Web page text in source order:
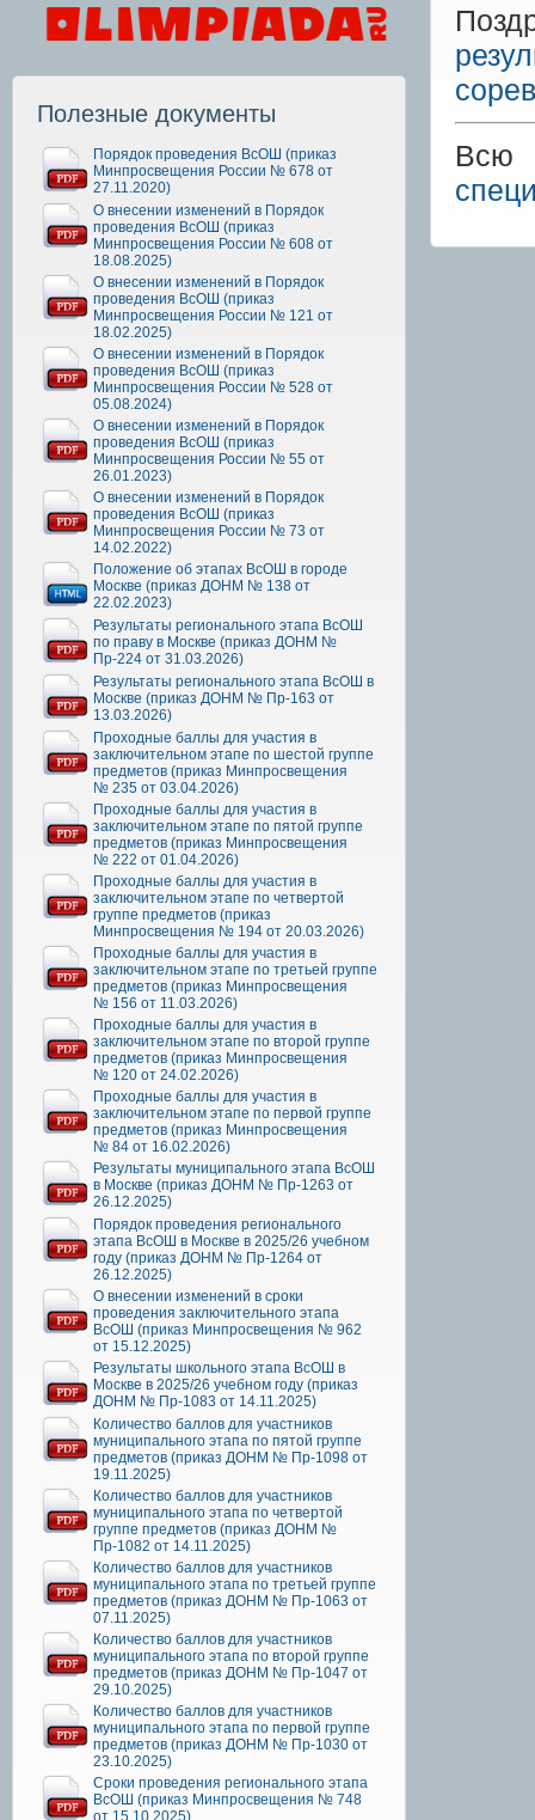
Полезные документы
Порядок проведения ВсОШ (приказ
Минпросвещения России № 678 от
27.11.2020)
О внесении изменений в Порядок
проведения ВсОШ (приказ
Минпросвещения России № 608 от
18.08.2025)
О внесении изменений в Порядок
проведения ВсОШ (приказ
Минпросвещения России № 121 от
18.02.2025)
О внесении изменений в Порядок
проведения ВсОШ (приказ
Минпросвещения России № 528 от
05.08.2024)
О внесении изменений в Порядок
проведения ВсОШ (приказ
Минпросвещения России № 55 от
26.01.2023)
О внесении изменений в Порядок
проведения ВсОШ (приказ
Минпросвещения России № 73 от
14.02.2022)
Положение об этапах ВсОШ в городе
Москве (приказ ДОНМ № 138 от
22.02.2023)
Результаты регионального этапа ВсОШ
по праву в Москве (приказ ДОНМ №
Пр-224 от 31.03.2026)
Результаты регионального этапа ВсОШ в
Москве (приказ ДОНМ № Пр-163 от
13.03.2026)
Проходные баллы для участия в
заключительном этапе по шестой группе
предметов (приказ Минпросвещения
№ 235 от 03.04.2026)
Проходные баллы для участия в
заключительном этапе по пятой группе
предметов (приказ Минпросвещения
№ 222 от 01.04.2026)
Проходные баллы для участия в
заключительном этапе по четвертой
группе предметов (приказ
Минпросвещения № 194 от 20.03.2026)
Проходные баллы для участия в
заключительном этапе по третьей группе
предметов (приказ Минпросвещения
№ 156 от 11.03.2026)
Проходные баллы для участия в
заключительном этапе по второй группе
предметов (приказ Минпросвещения
№ 120 от 24.02.2026)
Проходные баллы для участия в
заключительном этапе по первой группе
предметов (приказ Минпросвещения
№ 84 от 16.02.2026)
Результаты муниципального этапа ВсОШ
в Москве (приказ ДОНМ № Пр-1263 от
26.12.2025)
Порядок проведения регионального
этапа ВсОШ в Москве в 2025/26 учебном
году (приказ ДОНМ № Пр-1264 от
26.12.2025)
О внесении изменений в сроки
проведения заключительного этапа
ВсОШ (приказ Минпросвещения № 962
от 15.12.2025)
Результаты школьного этапа ВсОШ в
Москве в 2025/26 учебном году (приказ
ДОНМ № Пр-1083 от 14.11.2025)
Количество баллов для участников
муниципального этапа по пятой группе
предметов (приказ ДОНМ № Пр-1098 от
19.11.2025)
Количество баллов для участников
муниципального этапа по четвертой
группе предметов (приказ ДОНМ №
Пр-1082 от 14.11.2025)
Количество баллов для участников
муниципального этапа по третьей группе
предметов (приказ ДОНМ № Пр-1063 от
07.11.2025)
Количество баллов для участников
муниципального этапа по второй группе
предметов (приказ ДОНМ № Пр-1047 от
29.10.2025)
Количество баллов для участников
муниципального этапа по первой группе
предметов (приказ ДОНМ № Пр-1030 от
23.10.2025)
Сроки проведения регионального этапа
ВсОШ (приказ Минпросвещения № 748
от 15.10.2025)
Всю